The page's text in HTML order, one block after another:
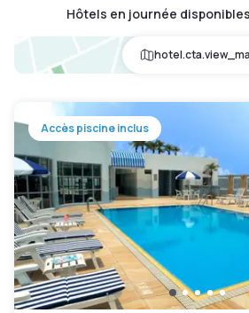
Hôtels en journée
Accès piscine inclus